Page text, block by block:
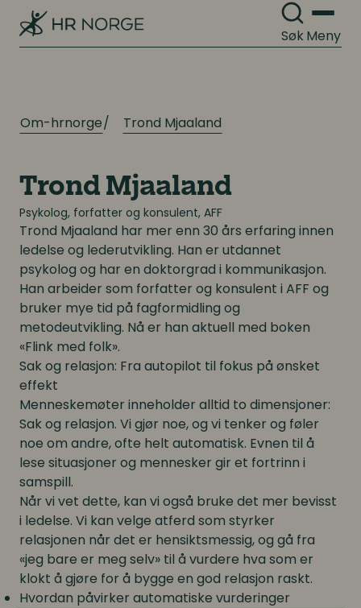
SøkMeny
Digitale løsninger innen HR
Digitale løsninger innen HR
Om-hrnorge Trond Mjaaland
Trond Mjaaland
Psykolog, forfatter og konsulent, AFF
Trond Mjaaland har mer enn 30 års erfaring innen
ledelse og lederutvikling. Han er utdannet
psykolog og har en doktorgrad i kommunikasjon.
Han arbeider som forfatter og konsulent i AFF og
bruker mye tid på fagformidling og
metodeutvikling. Nå er han aktuell med boken
«Flink med folk».
Sak og relasjon: Fra autopilot til fokus på ønsket
effekt
Menneskemøter inneholder alltid to dimensjoner:
Sak og relasjon. Vi gjør noe, og vi tenker og føler
noe om andre, ofte helt automatisk. Evnen til å
lese situasjoner og mennesker gir et fortrinn i
samspill.
Når vi vet dette, kan vi også bruke det mer bevisst
i ledelse. Vi kan velge atferd som styrker
relasjonen når det er hensiktsmessig, og gå fra
«jeg bare er meg selv» til å vurdere hva som er
klokt å gjøre for å bygge en god relasjon raskt.
Hvordan påvirker automatiske vurderinger